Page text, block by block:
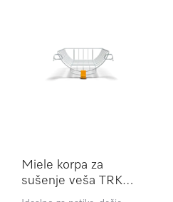
Miele korpa za
sušenje veša TRK
655